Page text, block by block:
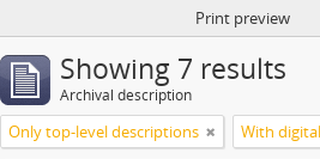
Print preview
Showing 7 results
Archival description
Only top-level descriptions With